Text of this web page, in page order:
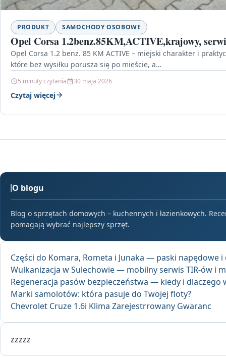
PRODUKT SAMOCHODY OSOBOWE
Opel Corsa 1.2benz.85KM,ACTIVE,krajowy,
Opel Corsa 1.2 benz. 85 KM ACTIVE – miejski charakter i
które bez wysiłku porusza się po mieście, a…
5 minuty czytania 30 maja 2026
Czytaj więcej
O blogu
Blog o sprzętach domowych – kuchennych i łazienkowych.
pomagają wybrać najlepszy sprzęt.
Części do Komara, Rometa i Junaka — paski napędowe i
Wulkanizacja w Sulechowie — mobilny serwis TIR-ów i
Regeneracja pasów bezpieczeństwa — kiedy i dlaczego
Marki samolotów: która pasuje do Twojej floty?
Chevrolet Cruze 1.6i Klima Zarejestrrowany Gwaranc
zzzzz